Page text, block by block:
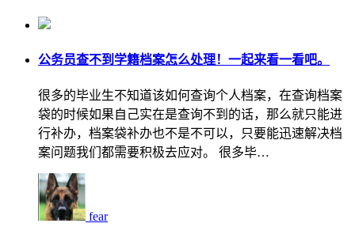
公务员查不到学籍档案怎么处理！一起来看一看吧。
很多的毕业生不知道该如何查询个人档案，在查询档案
袋的时候如果自己实在是查询不到的话，那么就只能进
行补办，档案袋补办也不是不可以，只要能迅速解决档
案问题我们都需要积极去应对。 很多毕…
fear